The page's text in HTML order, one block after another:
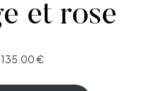
et rose
135.00€